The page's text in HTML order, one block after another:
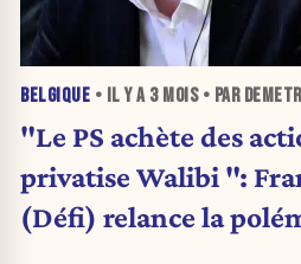
BELGIQUE • IL Y A 3 MOIS• PAR
"Le PS achète des
privatise Walibi ":
(Défi) relance la